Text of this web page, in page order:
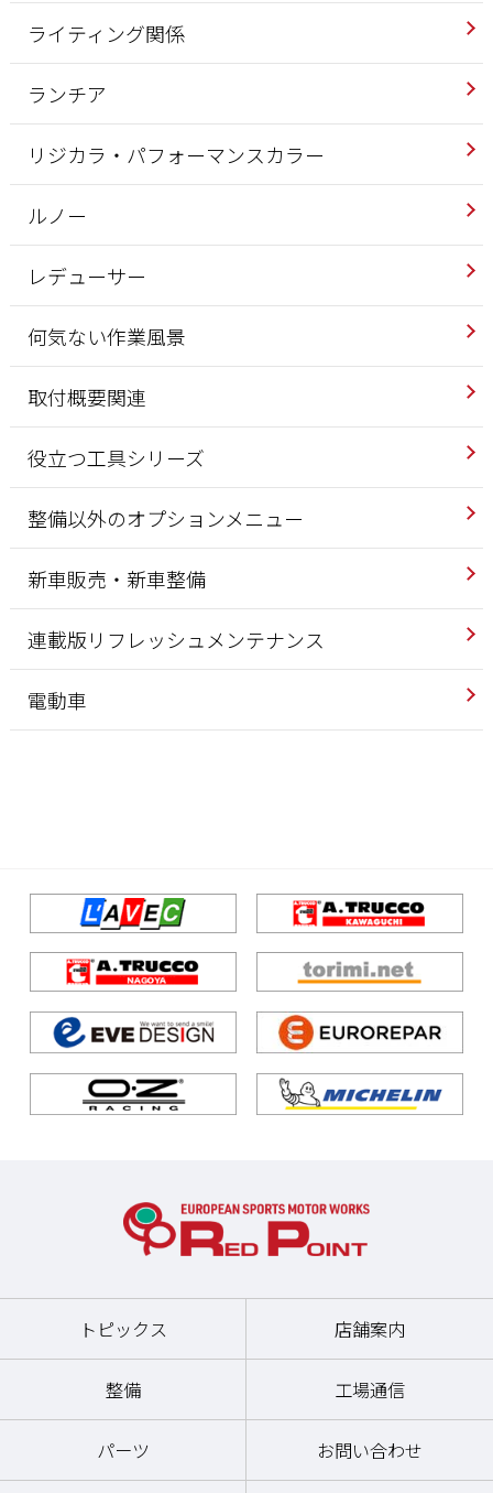
ライティング関係
ランチア
リジカラ・パフォーマンスカラー
ルノー
レデューサー
何気ない作業風景
取付概要関連
役立つ工具シリーズ
整備以外のオプションメニュー
新車販売・新車整備
連載版リフレッシュメンテナンス
電動車
トピックス 店舗案内
整備 工場通信
パーツ お問い合わせ